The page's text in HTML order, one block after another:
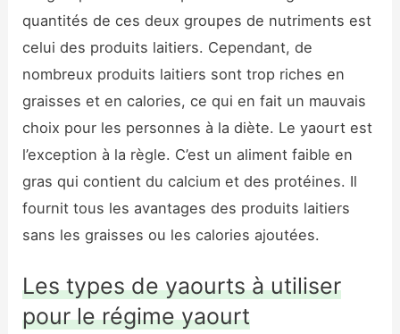
quantités de ces deux groupes de nutriments est
celui des produits laitiers. Cependant, de
nombreux produits laitiers sont trop riches en
graisses et en calories, ce qui en fait un mauvais
choix pour les personnes à la diète. Le yaourt est
l’exception à la règle. C’est un aliment faible en
gras qui contient du calcium et des protéines. Il
fournit tous les avantages des produits laitiers
sans les graisses ou les calories ajoutées.
Les types de yaourts à utiliser
pour le régime yaourt